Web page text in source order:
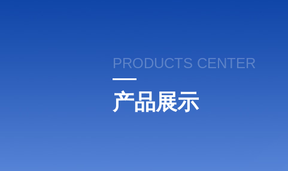
PRODUCTS CENTER
产品展示